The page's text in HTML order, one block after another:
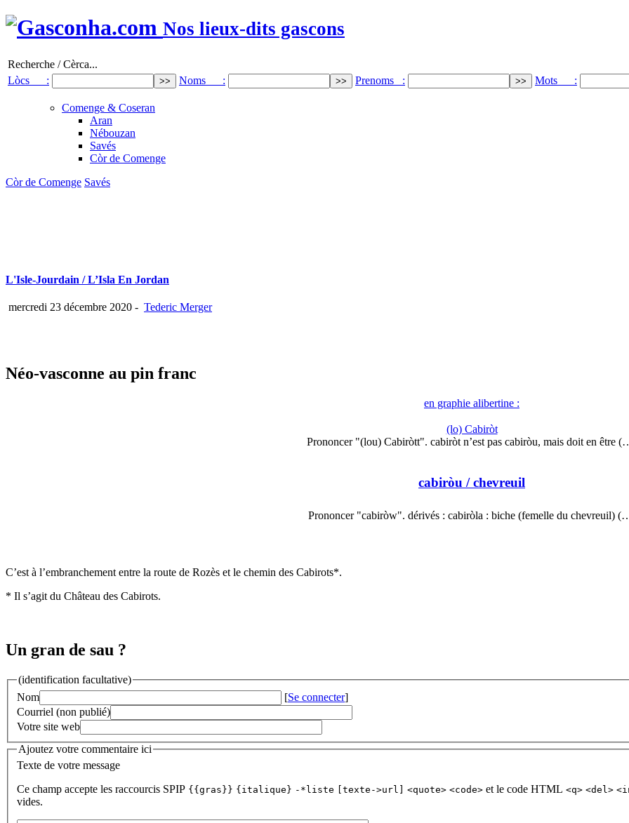
Nos lieux-dits gascons
Recherche / Cèrca...
Lòcs :
Noms : Prenoms : Mots :
Comenge & Coseran
Aran
Nébouzan
Savés
Còr de Comenge
Còr de Comenge Savés
L'Isle-Jourdain / L’Isla En Jordan
mercredi 23 décembre 2020 - Tederic Merger
Néo-vasconne au pin franc
en graphie alibertine :
(lo) Cabiròt
Prononcer "(lou) Cabiròtt". cabiròt n’est pas cabiròu, mais doit en être
cabiròu / chevreuil
Prononcer "cabiròw". dérivés : cabiròla : biche (femelle du chevreuil)
C’est à l’embranchement entre la route de Rozès et le chemin des Cabirots*.
* Il s’agit du Château des Cabirots.
Un gran de sau ?
(identification facultative)
Nom
[Se connecter]
Courriel (non publié)
Votre site web
Ajoutez votre commentaire ici
Texte de votre message
Ce champ accepte les raccourcis SPIP {{gras}} {italique} -*liste [texte->url] <quote> <code> et le code HTML <q> <del>
vides.